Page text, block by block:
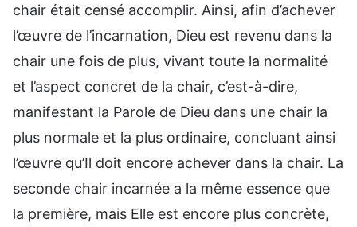
chair était censé accomplir. Ainsi, afin d’achever
l’œuvre de l’incarnation, Dieu est revenu dans la
chair une fois de plus, vivant toute la normalité
et l’aspect concret de la chair, c’est-à-dire,
manifestant la Parole de Dieu dans une chair la
plus normale et la plus ordinaire, concluant ainsi
l’œuvre qu’Il doit encore achever dans la chair. La
seconde chair incarnée a la même essence que
la première, mais Elle est encore plus concrète,